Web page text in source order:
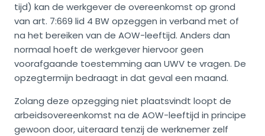
tijd) kan de werkgever de overeenkomst op grond
van art. 7:669 lid 4 BW opzeggen in verband met of
na het bereiken van de AOW-leeftijd. Anders dan
normaal hoeft de werkgever hiervoor geen
voorafgaande toestemming aan UWV te vragen. De
opzegtermijn bedraagt in dat geval een maand.
Zolang deze opzegging niet plaatsvindt loopt de
arbeidsovereenkomst na de AOW-leeftijd in principe
gewoon door, uiteraard tenzij de werknemer zelf